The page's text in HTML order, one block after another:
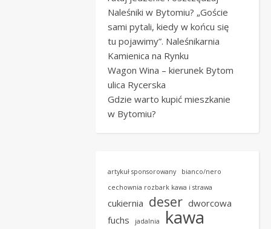
Naleśniki w Bytomiu? „Goście
sami pytali, kiedy w końcu się
tu pojawimy”. Naleśnikarnia
Kamienica na Rynku
Wagon Wina – kierunek Bytom
ulica Rycerska
Gdzie warto kupić mieszkanie
w Bytomiu?
artykuł sponsorowany
bianco/nero
cechownia rozbark kawa i strawa
cukiernia deser dworcowa
fuchs
jadalnia kawa